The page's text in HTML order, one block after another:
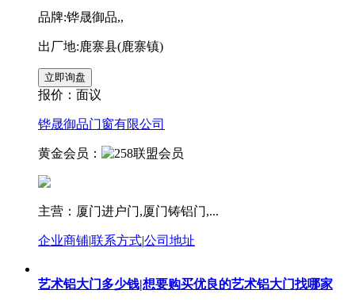
品牌:铧晟御品,,
出厂地:鹿寨县(鹿寨镇)
报价： 面议
铧晟御品门窗有限公司
黄金会员：
主营：厦门进户门,厦门铸铝门,...
企业商铺|联系方式|公司地址
艺术铝大门多少钱|想要购买优良的艺术铝大门找哪家